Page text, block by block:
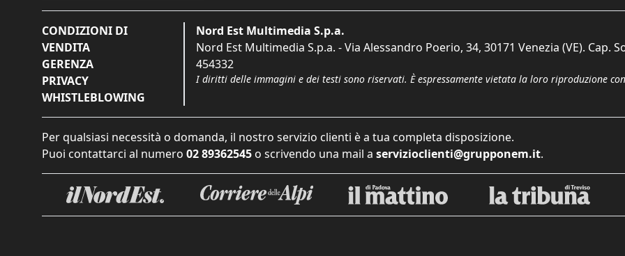
CONDIZIONI DI
VENDITA
GERENZA
PRIVACY
WHISTLEBLOWING
Nord Est Multimedia S.p.a.
Nord Est Multimedia S.p.a. - Via Alessandro Poerio, 34, 30171 Venezia (VE). Cap.
454332
I diritti delle immagini e dei testi sono riservati. È espressamente vietata la loro riproduzione
Per qualsiasi necessità o domanda, il nostro servizio clienti è a tua completa disposizione.
Puoi contattarci al numero 02 89362545 o scrivendo una mail a servizioclienti@grupponem.it.